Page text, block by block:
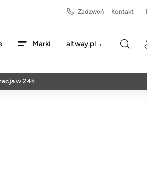
Zadzwoń Kontakt
Marki altway.pl→
24h